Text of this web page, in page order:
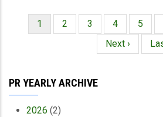
Paginación
Página
actual
1 Página
2 Página
3 Página
4 5
Siguiente
página
Next ›
PR YEARLY ARCHIVE
2026 (2)